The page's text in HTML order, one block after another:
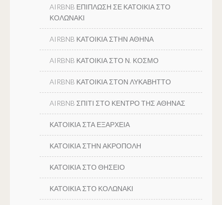
AIRBNB ΕΠΙΠΛΩΣΗ ΣΕ ΚΑΤΟΙΚΙΑ ΣΤΟ
ΚΟΛΩΝΑΚΙ
AIRBNB ΚΑΤΟΙΚΙΑ ΣΤΗΝ ΑΘΗΝΑ
AIRBNB ΚΑΤΟΙΚΙΑ ΣΤΟ Ν. ΚΟΣΜΟ
AIRBNB ΚΑΤΟΙΚΙΑ ΣΤΟΝ ΛΥΚΑΒΗΤΤΟ
AIRBNB ΣΠΙΤΙ ΣΤΟ ΚΕΝΤΡΟ ΤΗΣ ΑΘΗΝΑΣ
ΚΑΤΟΙΚΙΑ ΣΤΑ ΕΞΑΡΧΕΙΑ
ΚΑΤΟΙΚΙΑ ΣΤΗΝ ΑΚΡΟΠΟΛΗ
ΚΑΤΟΙΚΙΑ ΣΤΟ ΘΗΣΕΙΟ
ΚΑΤΟΙΚΙΑ ΣΤΟ ΚΟΛΩΝΑΚΙ